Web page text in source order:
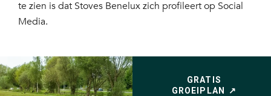
te zien is dat Stoves Benelux zich profileert op Social
Media.
GRATIS
GROEIPLAN